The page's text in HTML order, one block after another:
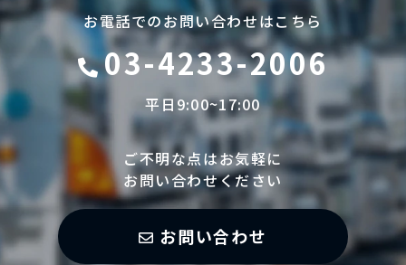
お電話でのお問い合わせはこちら
03-4233-2006
平日9:00~17:00
ご不明な点はお気軽に
お問い合わせください
お問い合わせ